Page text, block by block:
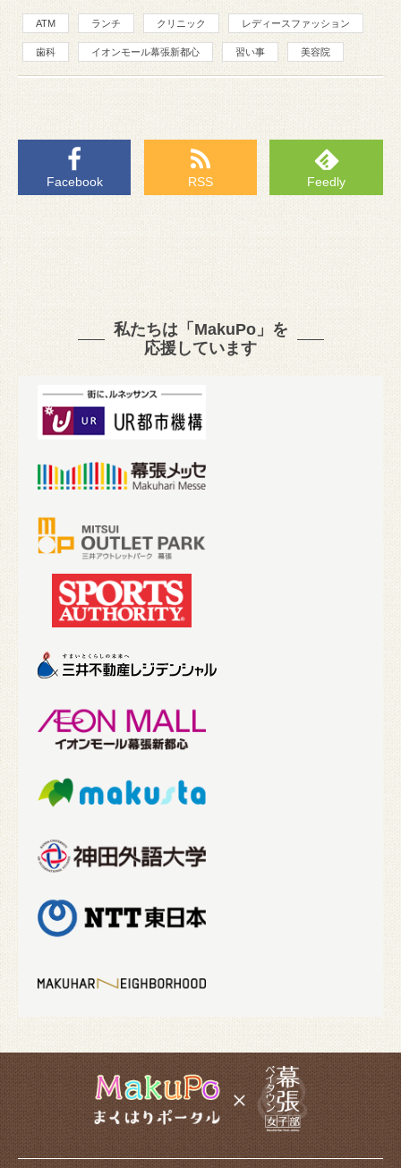
ATM ランチ クリニック レディースファッション
歯科 イオンモール幕張新都心 習い事 美容院
Facebook RSS Feedly
私たちは「MakuPo」を
応援しています